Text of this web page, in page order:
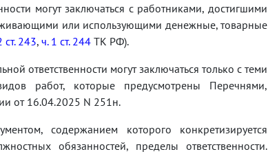
могут заключаться с работниками, достигшими
или использующими денежные, товарные
ст. 243, ч. 1 ст. 244 ТК РФ).
ответственности могут заключаться только с теми
работ, которые предусмотрены Перечнями,
от 16.04.2025 N 251н.
содержанием которого конкретизируется
обязанностей, пределы ответственности.